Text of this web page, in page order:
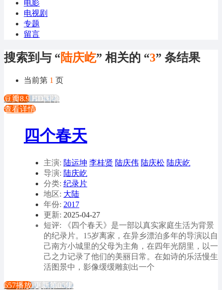
电影
电视剧
专题
留言
搜索到与 “陆庆屹” 相关的 “3” 条结果
当前第 1 页
豆瓣8.9 HD国语
查看详情
四个春天
主演: 陆运坤 李桂贤 陆庆伟 陆庆松 陆庆屹
导演: 陆庆屹
分类: 纪录片
地区: 大陆
年份: 2017
更新: 2025-04-27
短评: 《四个春天》是一部以真实家庭生活为背景
的纪录片。15岁离家，在异乡漂泊多年的导演以自
己南方小城里的父母为主角，在四年光阴里，以一
己之力记录了他们的美丽日常。在如诗的乐活慢生
活图景中，影像缓缓雕刻出一个
657播放 更新第05集